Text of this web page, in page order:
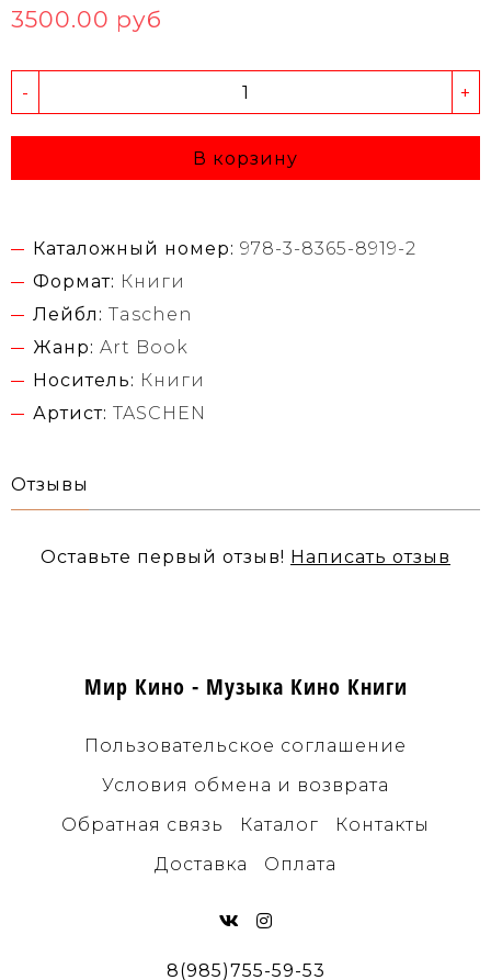
3500.00 руб
- +
В корзину
Каталожный номер: 978-3-8365-8919-2
Формат: Книги
Лейбл: Taschen
Жанр: Art Book
Носитель: Книги
Артист: TASCHEN
Отзывы
Оставьте первый отзыв! Написать отзыв
Мир Кино - Музыка Кино Книги
Пользовательское соглашение
Условия обмена и возврата
Обратная связь
Каталог
Контакты
Доставка
Оплата
8(985)755-59-53